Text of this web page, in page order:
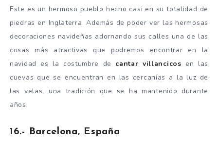
Este es un hermoso pueblo hecho casi en su totalidad de
piedras en Inglaterra. Además de poder ver las hermosas
decoraciones navideñas adornando sus calles una de las
cosas más atractivas que podremos encontrar en la
navidad es la costumbre de cantar villancicos en las
cuevas que se encuentran en las cercanías a la luz de
las velas, una tradición que se ha mantenido durante
años.
16.- Barcelona, España